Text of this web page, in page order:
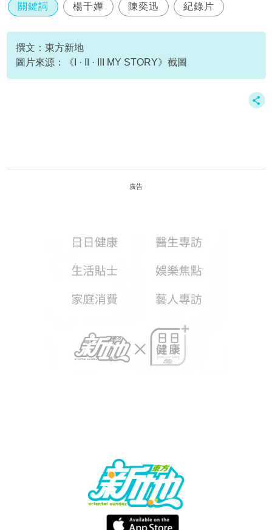
關鍵詞 楊千嬅 陳奕迅 紀錄片
撰文：東方新地
圖片來源：《I · II · III MY STORY》截圖
廣告